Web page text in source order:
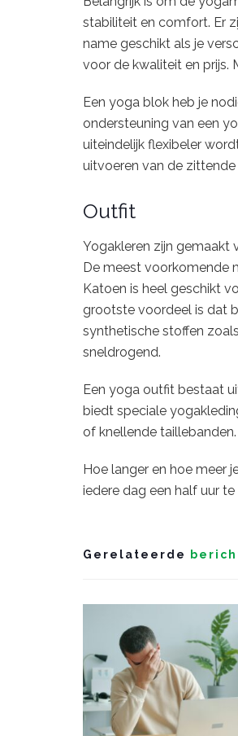
stabiliteit en comfort. Er
name geschikt als je
voor de kwaliteit en prijs.
Een yoga blok heb je
ondersteuning van een
uiteindelijk flexibeler
uitvoeren van de
Outfit
Yogakleren zijn gemaakt
De meest voorkomende
Katoen is heel geschikt
grootste voordeel is dat
synthetische stoffen
sneldrogend.
Een yoga outfit bestaat
biedt speciale
of knellende taillebanden.
Hoe langer en hoe meer
iedere dag een half uur te
Gerelateerde